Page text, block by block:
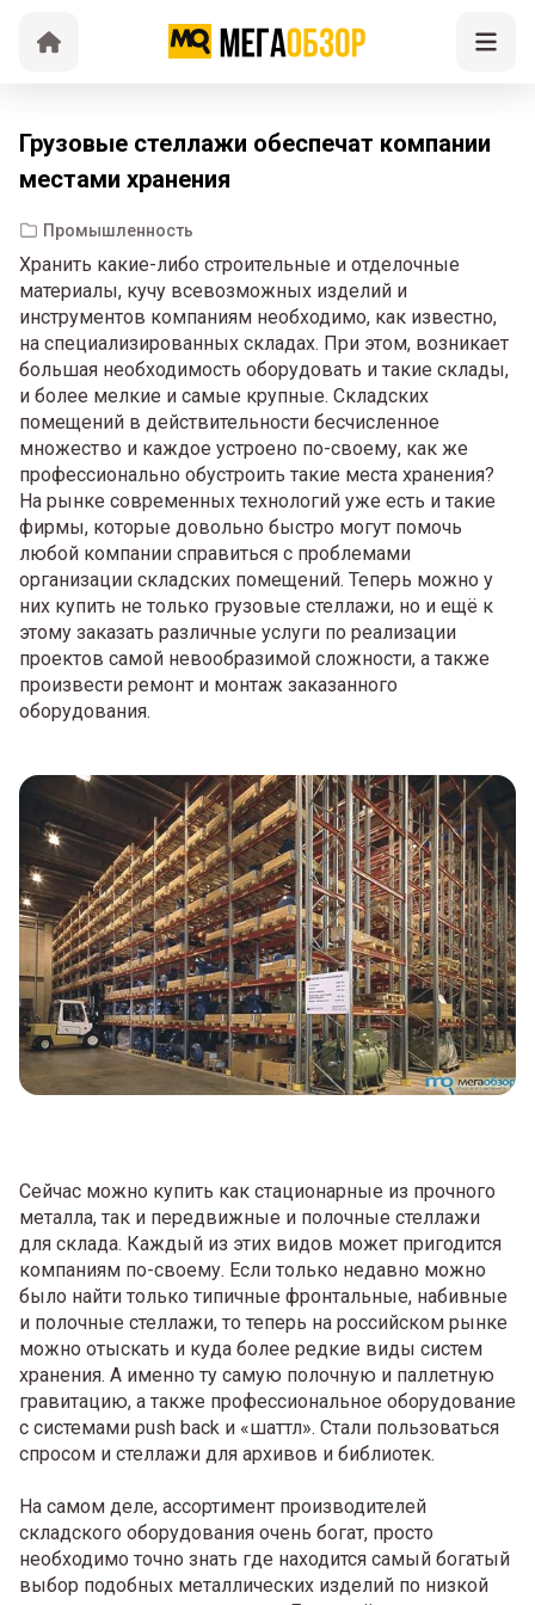
Грузовые стеллажи обеспечат компании
местами хранения
Промышленность
Хранить какие-либо строительные и отделочные
материалы, кучу всевозможных изделий и
инструментов компаниям необходимо, как известно,
на специализированных складах. При этом, возникает
большая необходимость оборудовать и такие склады,
и более мелкие и самые крупные. Складских
помещений в действительности бесчисленное
множество и каждое устроено по-своему, как же
профессионально обустроить такие места хранения?
На рынке современных технологий уже есть и такие
фирмы, которые довольно быстро могут помочь
любой компании справиться с проблемами
организации складских помещений. Теперь можно у
них купить не только грузовые стеллажи, но и ещё к
этому заказать различные услуги по реализации
проектов самой невообразимой сложности, а также
произвести ремонт и монтаж заказанного
оборудования.
Сейчас можно купить как стационарные из прочного
металла, так и передвижные и полочные стеллажи
для склада. Каждый из этих видов может пригодится
компаниям по-своему. Если только недавно можно
было найти только типичные фронтальные, набивные
и полочные стеллажи, то теперь на российском рынке
можно отыскать и куда более редкие виды систем
хранения. А именно ту самую полочную и паллетную
гравитацию, а также профессиональное оборудование
с системами push back и «шаттл». Стали пользоваться
спросом и стеллажи для архивов и библиотек.
На самом деле, ассортимент производителей
складского оборудования очень богат, просто
необходимо точно знать где находится самый богатый
выбор подобных металлических изделий по низкой